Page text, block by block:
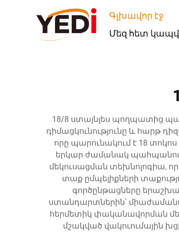
Գլխավոր էջ
Մեզ հետ
18/8 ստայնլես պողպատից
դիմացկունությունը և հարթ
որը պարունակում է 18 տոկոս
երկար ժամանակ պահպանում
մեկուսացման տեխնոլոգիա,
տաք ըմպելիքների
գործընթացները
ստանդարտներին՝
հերմետիկ փականավորման
մշակված վակուումային